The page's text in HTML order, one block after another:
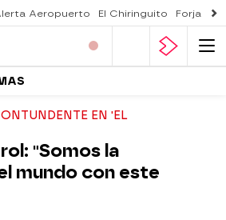
Aeropuerto El Chiringuito Forjado
EN 'EL
"Somos la
mundo con este